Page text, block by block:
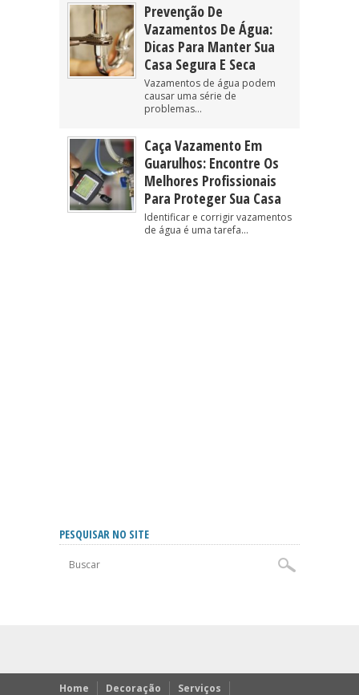
Prevenção De
Vazamentos De Água:
Dicas Para Manter Sua
Casa Segura E Seca
Vazamentos de água podem
causar uma série de
problemas...
Caça Vazamento Em
Guarulhos: Encontre Os
Melhores Profissionais
Para Proteger Sua Casa
Identificar e corrigir vazamentos
de água é uma tarefa...
PESQUISAR NO SITE
Home Decoração Serviços